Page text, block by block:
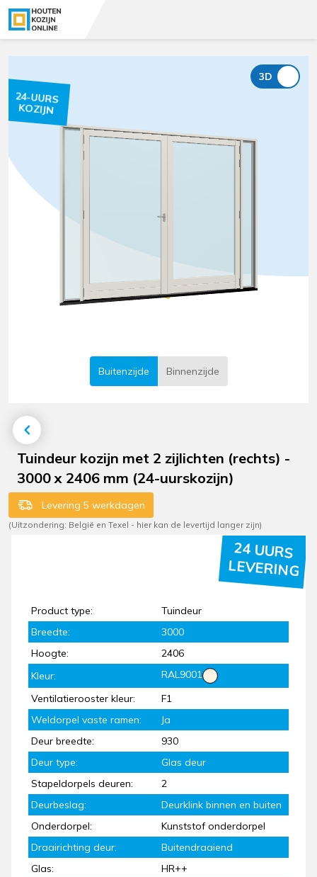
24-UURS
KOZIJN
Buitenzijde Binnenzijde
Tuindeur kozijn met 2 zijlichten (rechts) -
3000 x 2406 mm (24-uurskozijn)
Levering 5 werkdagen
(Uitzondering: België en Texel - hier kan de levertijd langer zijn)
24 UURS
LEVERING
Product type:
Tuindeur
Breedte:
3000
Hoogte:
2406
Kleur:
RAL9001
Ventilatierooster kleur:
F1
Weldorpel vaste ramen:
Ja
Deur breedte:
930
Deur type:
Glas deur
Stapeldorpels deuren:
2
Deurbeslag:
Deurklink binnen en buiten
Onderdorpel:
Kunststof onderdorpel
Draairichting deur:
Buitendraaiend
Glas:
HR++